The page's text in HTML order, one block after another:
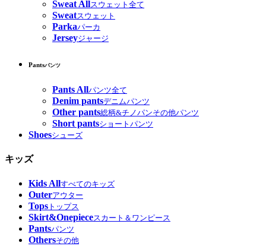
Sweat Allスウェット全て
Sweatスウェット
Parkaパーカ
Jerseyジャージ
Pantsパンツ
Pants Allパンツ全て
Denim pantsデニムパンツ
Other pants総柄&チノパンその他パンツ
Short pantsショートパンツ
Shoesシューズ
キッズ
Kids Allすべてのキッズ
Outerアウター
Tops トップス
Skirt&Onepieceスカート＆ワンピース
Pantsパンツ
Othersその他